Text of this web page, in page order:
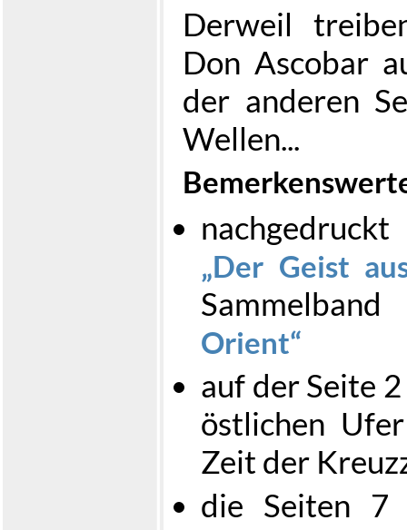
Derweil
Don Ascobar
der anderen
Wellen...
Der Geist
Orient
auf der Seite
östlichen
Zeit der
die Seiten